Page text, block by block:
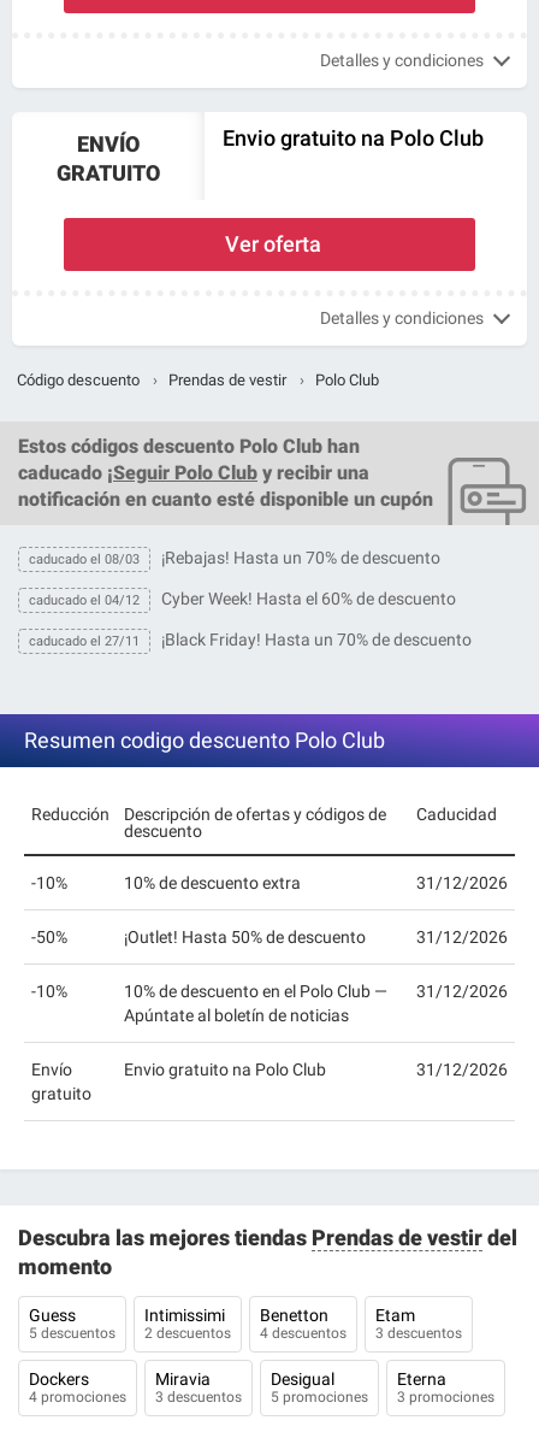
Detalles y condiciones
ENVÍO
GRATUITO
Envio gratuito na Polo Club
Ver oferta
Detalles y condiciones
Código descuento › Prendas de vestir › Polo Club
Estos códigos descuento Polo Club han
caducado ¡Seguir Polo Club y recibir una
notificación en cuanto esté disponible un cupón
caducado el 08/03 ¡Rebajas! Hasta un 70% de descuento
caducado el 04/12 Cyber Week! Hasta el 60% de descuento
caducado el 27/11 ¡Black Friday! Hasta un 70% de descuento
Resumen codigo descuento Polo Club
Reducción
Descripción de ofertas y códigos de
descuento
Caducidad
-10% 10% de descuento extra 31/12/2026
-50% ¡Outlet! Hasta 50% de descuento 31/12/2026
-10%
10% de descuento en el Polo Club —
Apúntate al boletín de noticias
31/12/2026
Envío
gratuito
Envio gratuito na Polo Club 31/12/2026
Descubra las mejores tiendas Prendas de vestirdel
momento
Guess
5 descuentos
Intimissimi
2 descuentos
Benetton
4 descuentos
Etam
3 descuentos
Dockers
4 promociones
Miravia
3 descuentos
Desigual
5 promociones
Eterna
3 promociones